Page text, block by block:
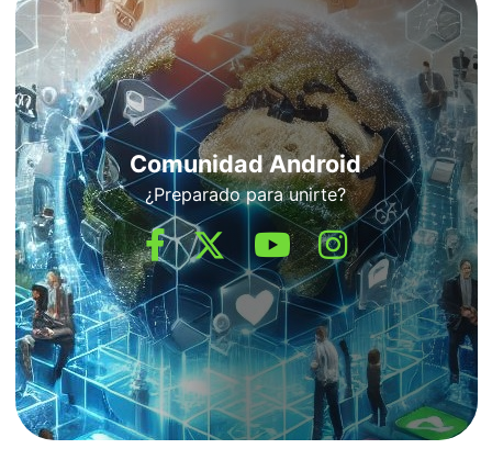
Comunidad Android
¿Preparado para unirte?